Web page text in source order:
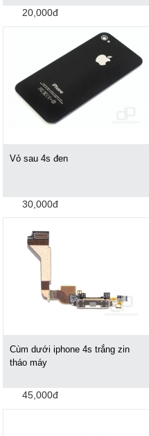
20,000đ
Vỏ sau 4s đen
30,000đ
Cùm dưới iphone 4s trắng zin
tháo máy
45,000đ